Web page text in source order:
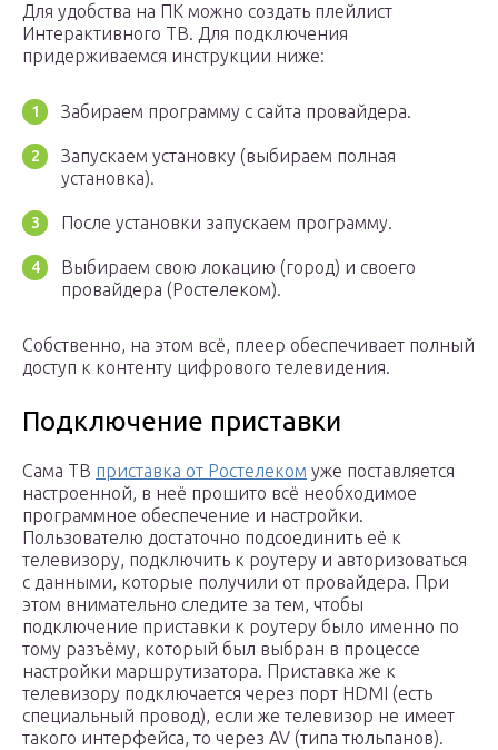
Для удобства на ПК можно создать плейлист
Интерактивного ТВ. Для подключения
придерживаемся инструкции ниже:
Забираем программу с сайта провайдера.
Запускаем установку (выбираем полная
установка).
После установки запускаем программу.
Выбираем свою локацию (город) и своего
провайдера (Ростелеком).
Собственно, на этом всё, плеер обеспечивает полный
доступ к контенту цифрового телевидения.
Подключение приставки
Сама ТВ приставка от Ростелеком уже поставляется
настроенной, в неё прошито всё необходимое
программное обеспечение и настройки.
Пользователю достаточно подсоединить её к
телевизору, подключить к роутеру и авторизоваться
с данными, которые получили от провайдера. При
этом внимательно следите за тем, чтобы
подключение приставки к роутеру было именно по
тому разъёму, который был выбран в процессе
настройки маршрутизатора. Приставка же к
телевизору подключается через порт HDMI (есть
специальный провод), если же телевизор не имеет
такого интерфейса, то через AV (типа тюльпанов).